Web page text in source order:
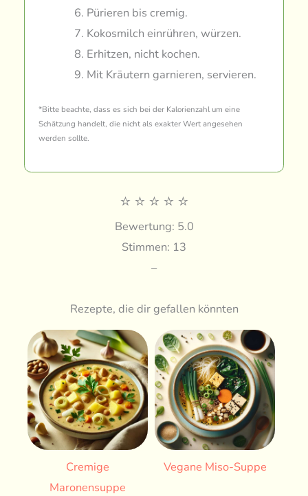
Pürieren bis cremig.
Kokosmilch einrühren, würzen.
Erhitzen, nicht kochen.
Mit Kräutern garnieren, servieren.
*Bitte beachte, dass es sich bei der Kalorienzahl um eine
Schätzung handelt, die nicht als exakter Wert angesehen
werden sollte.
⭐ ⭐ ⭐ ⭐ ⭐
Bewertung: 5.0
Stimmen: 13
–
Rezepte, die dir gefallen könnten
Cremige
Maronensuppe
Vegane Miso-Suppe